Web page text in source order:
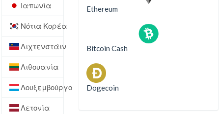
Ιαπωνία
Νότια Κορέα
Λιχτενστάιν
Λιθουανία
Λουξεμβούργο
Λετονία
Ethereum
Bitcoin Cash
Dogecoin